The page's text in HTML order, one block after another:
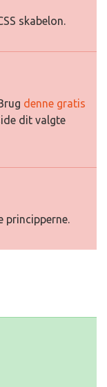
skabelon.
denne gratis
dit valgte
principperne.